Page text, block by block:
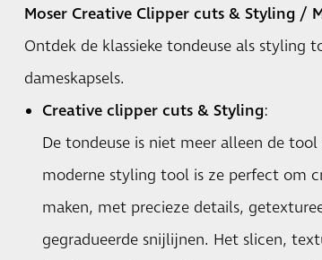
Moser Creative Clipper cuts & Styling /
Ontdek de klassieke tondeuse als styling
dameskapsels.
Creative clipper cuts & Styling:
De tondeuse is niet meer alleen de
moderne styling tool is ze perfect om
maken, met precieze details,
gegradueerde snijlijnen. Het slicen,